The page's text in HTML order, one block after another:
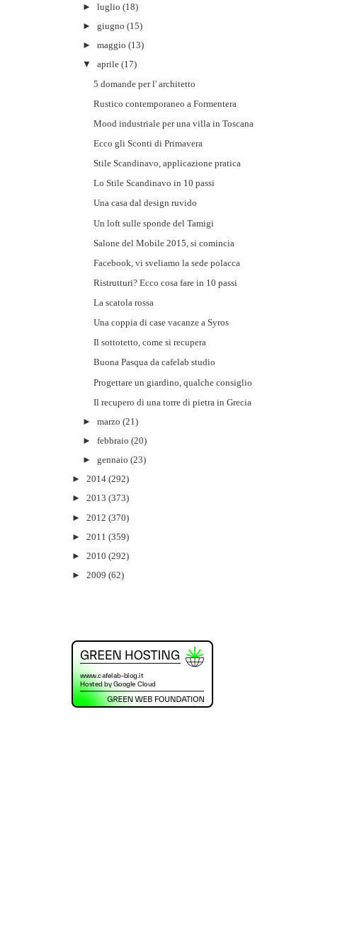
► luglio (18)
► giugno (15)
► maggio (13)
▼
aprile (17)
5 domande per l' architetto
Rustico contemporaneo a Formentera
Mood industriale per una villa in Toscana
Ecco gli Sconti di Primavera
Stile Scandinavo, applicazione pratica
Lo Stile Scandinavo in 10 passi
Una casa dal design ruvido
Un loft sulle sponde del Tamigi
Salone del Mobile 2015, si comincia
Facebook, vi sveliamo la sede polacca
Ristrutturi? Ecco cosa fare in 10 passi
La scatola rossa
Una coppia di case vacanze a Syros
Il sottotetto, come si recupera
Buona Pasqua da cafelab studio
Progettare un giardino, qualche consiglio
Il recupero di una torre di pietra in Grecia
► marzo (21)
► febbraio (20)
► gennaio (23)
► 2014 (292)
► 2013 (373)
► 2012 (370)
► 2011 (359)
► 2010 (292)
► 2009 (62)